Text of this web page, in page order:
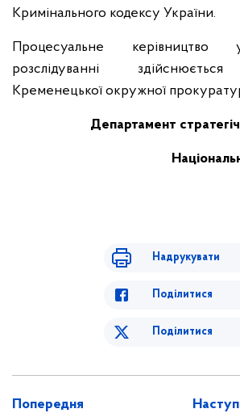
Кримінального кодексу України.
Процесуальне керівництво
розслідуванні
Кременецької окружної
Департамент
Надрукувати
Поділитися
Поділитися
Попередня